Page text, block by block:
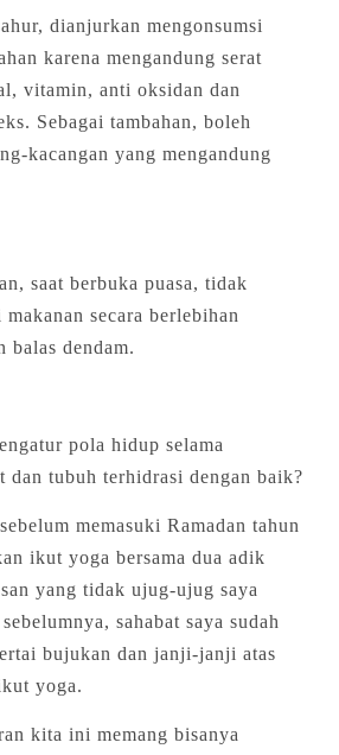
dianjurkan mengonsumsi
karena mengandung serat
vitamin, anti oksidan dan
Sebagai tambahan, boleh
kacangan yang mengandung
saat berbuka puasa, tidak
makanan secara berlebihan
balas dendam.
pola hidup selama
dan tubuh terhidrasi dengan baik?
memasuki Ramadan tahun
ikut yoga bersama dua adik
yang tidak ujug-ujug saya
sahabat saya sudah
bujukan dan janji-janji atas
yoga.
kita ini memang bisanya